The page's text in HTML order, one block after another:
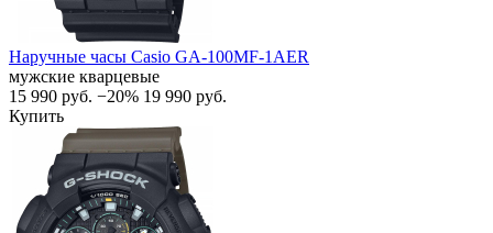
Наручные часы Casio GA-100MF-1AER
мужские кварцевые
15 990 руб. −20% 19 990 руб.
Купить